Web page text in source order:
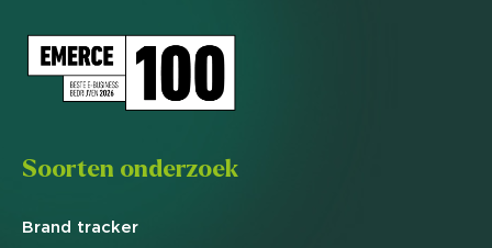
Soorten onderzoek
Brand tracker